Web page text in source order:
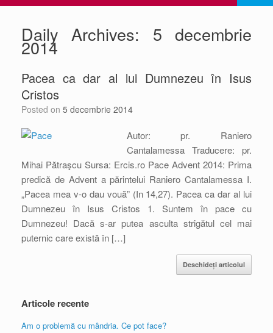
Daily Archives: 5 decembrie
2014
Pacea ca dar al lui Dumnezeu în Isus
Cristos
Posted on 5 decembrie 2014
Autor: pr. Raniero
Cantalamessa Traducere: pr.
Mihai Pătraşcu Sursa: Ercis.ro Pace Advent 2014: Prima
predică de Advent a părintelui Raniero Cantalamessa I.
„Pacea mea v-o dau vouă” (In 14,27). Pacea ca dar al lui
Dumnezeu în Isus Cristos 1. Suntem în pace cu
Dumnezeu! Dacă s-ar putea asculta strigătul cel mai
puternic care există în […]
Deschideți articolul
Articole recente
Am o problemă cu mândria. Ce pot face?